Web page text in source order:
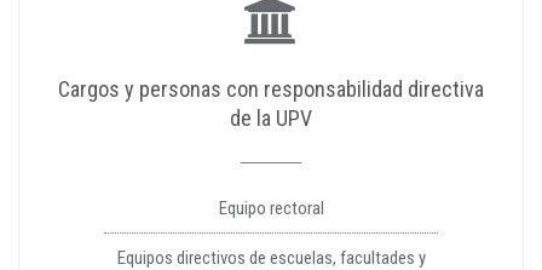
Cargos y personas con responsabilidad directiva
de la UPV
Equipo rectoral
Equipos directivos de escuelas, facultades y